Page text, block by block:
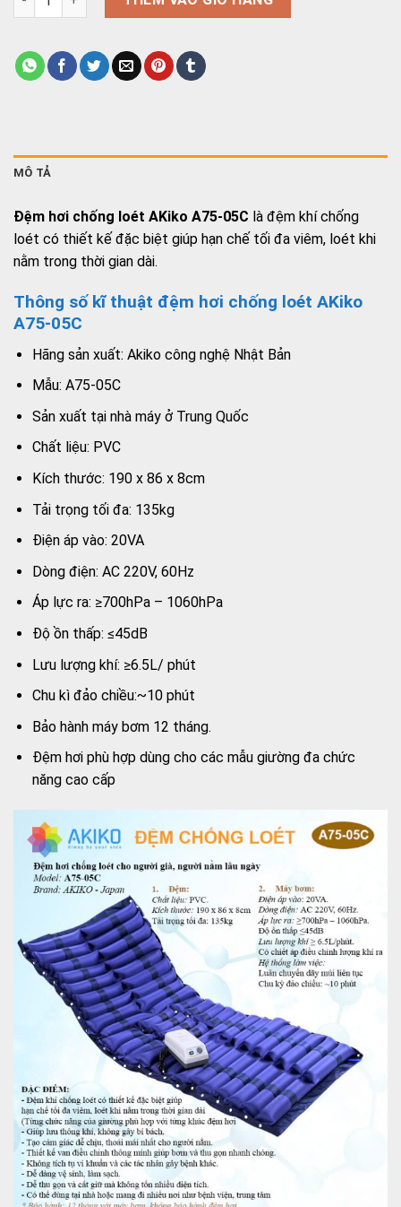
MÔ TẢ
Đệm hơi chống loét AKiko A75-05C là đệm khí chống
loét có thiết kế đặc biệt giúp hạn chế tối đa viêm, loét khi
nằm trong thời gian dài.
Thông số kĩ thuật đệm hơi chống loét AKiko
A75-05C
Hãng sản xuất: Akiko công nghệ Nhật Bản
Mẫu: A75-05C
Sản xuất tại nhà máy ở Trung Quốc
Chất liệu: PVC
Kích thước: 190 x 86 x 8cm
Tải trọng tối đa: 135kg
Điện áp vào: 20VA
Dòng điện: AC 220V, 60Hz
Áp lực ra: ≥700hPa – 1060hPa
Độ ồn thấp: ≤45dB
Lưu lượng khí: ≥6.5L/ phút
Chu kì đảo chiều:~10 phút
Bảo hành máy bơm 12 tháng.
Đệm hơi phù hợp dùng cho các mẫu giường đa chức
năng cao cấp